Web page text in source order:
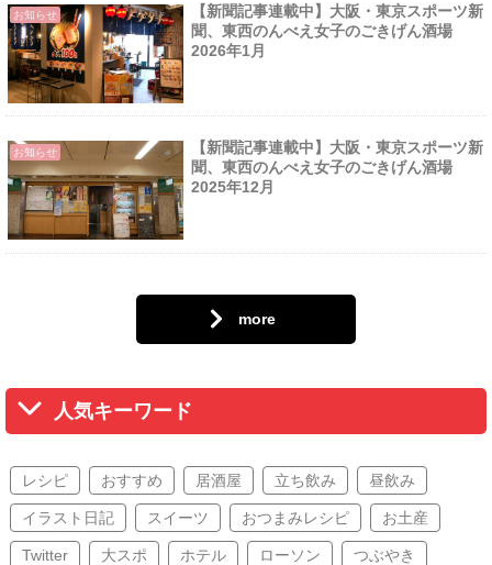
お知らせ
【新聞記事連載中】大阪・東京スポーツ新
聞、東西のんべえ女子のごきげん酒場
2026年1月
お知らせ
【新聞記事連載中】大阪・東京スポーツ新
聞、東西のんべえ女子のごきげん酒場
2025年12月
more
人気キーワード
レシピ おすすめ 居酒屋 立ち飲み 昼飲み
イラスト日記 スイーツ おつまみレシピ お土産
Twitter 大スポ ホテル ローソン つぶやき